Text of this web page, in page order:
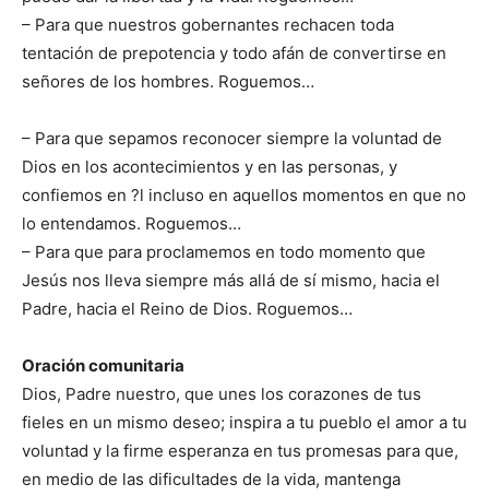
– Para que nuestros gobernantes rechacen toda
tentación de prepotencia y todo afán de convertirse en
señores de los hombres. Roguemos…
– Para que sepamos reconocer siempre la voluntad de
Dios en los acontecimientos y en las personas, y
confiemos en ?l incluso en aquellos momentos en que no
lo entendamos. Roguemos…
– Para que para proclamemos en todo momento que
Jesús nos lleva siempre más allá de sí mismo, hacia el
Padre, hacia el Reino de Dios. Roguemos…
Oración comunitaria
Dios, Padre nuestro, que unes los corazones de tus
fieles en un mismo deseo; inspira a tu pueblo el amor a tu
voluntad y la firme esperanza en tus promesas para que,
en medio de las dificultades de la vida, mantenga